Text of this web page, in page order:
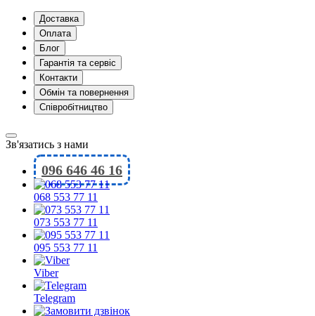
Доставка
Оплата
Блог
Гарантія та сервіс
Контакти
Обмін та повернення
Співробітництво
Зв'язатись з нами
096 646 46 16
068 553 77 11
073 553 77 11
095 553 77 11
Viber
Telegram